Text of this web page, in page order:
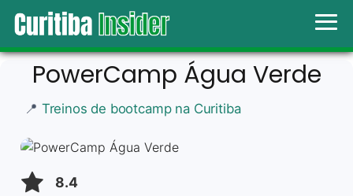
PowerCamp Água Verde
📍 Treinos de bootcamp na Curitiba
8.4